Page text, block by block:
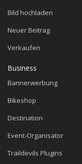
Bild hochladen
Neuer Beitrag
Verkaufen
Business
Bannerwerbung
Bikeshop
Destination
Event-Organisator
Traildevils Plugins